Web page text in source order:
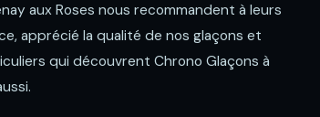
aux Roses nous recommandent à leurs
apprécié la qualité de nos glaçons et
qui découvrent Chrono Glaçons à